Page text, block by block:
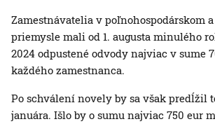
Zamestnávatelia v poľnohospodárskom
priemysle mali od 1. augusta minulého
2024 odpustené odvody najviac v sume
každého zamestnanca.
Po schválení novely by sa však predĺžil
januára. Išlo by o sumu najviac 750 eur